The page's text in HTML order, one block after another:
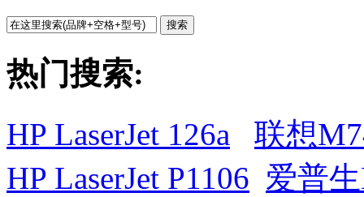
搜索
热门搜索:
HP LaserJet 126a
联想
HP LaserJet P1106 爱普